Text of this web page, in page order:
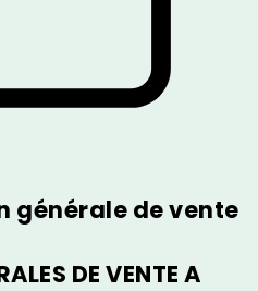
générale de vente
DE VENTE A